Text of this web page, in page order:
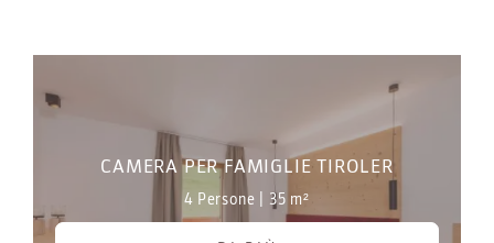
CAMERA PER FAMIGLIE TIROLER
4 Persone 35 m²